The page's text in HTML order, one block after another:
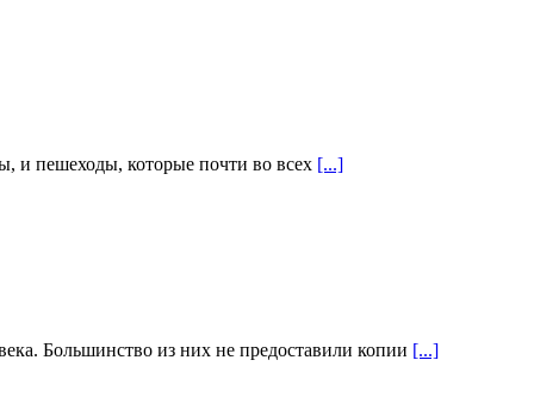
и пешеходы, которые почти во всех [...]
Большинство из них не предоставили копии [...]